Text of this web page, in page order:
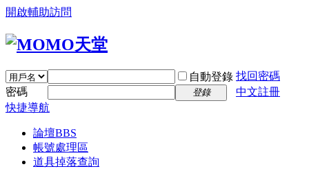
開啟輔助訪問
自動登錄 找回密碼
密碼
登錄
中文註冊
快捷導航
論壇BBS
帳號處理區
道具掉落查詢